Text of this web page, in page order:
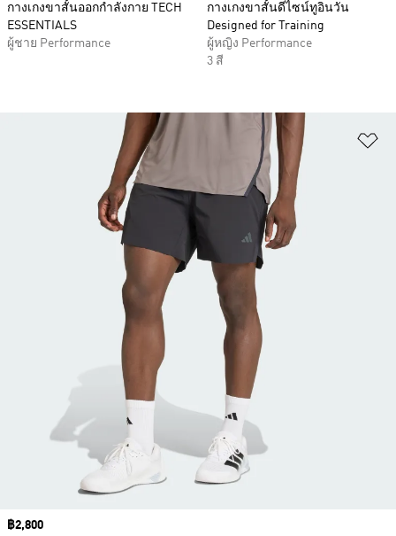
กางเกงขาสั้นออกกำลังกาย TECH
ESSENTIALS
ผู้ชาย Performance
กางเกงขาสั้นดีไซน์ทูอินวัน
Designed for Training
ผู้หญิง Performance
3 สี
Price
฿2,800